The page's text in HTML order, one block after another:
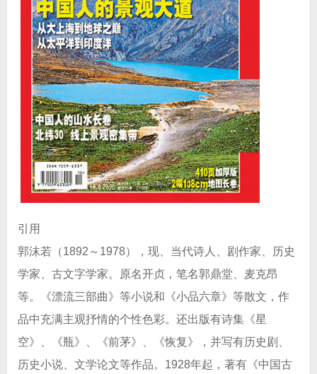
引用
郭沫若（1892～1978），现、当代诗人、剧作家、历史
学家、古文字学家。原名开贞，笔名郭鼎堂、麦克昂
等。《漂流三部曲》等小说和《小品六章》等散文，作
品中充满主观抒情的个性色彩。还出版有诗集《星
空》、《瓶》、《前茅》、《恢复》，并写有历史剧、
历史小说、文学论文等作品。1928年起，著有《中国古